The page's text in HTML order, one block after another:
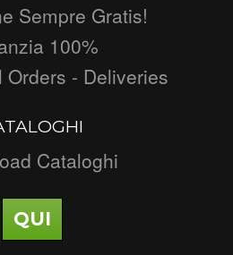
Sempre Gratis!
100%
Orders - Deliveries
Cataloghi
QUI